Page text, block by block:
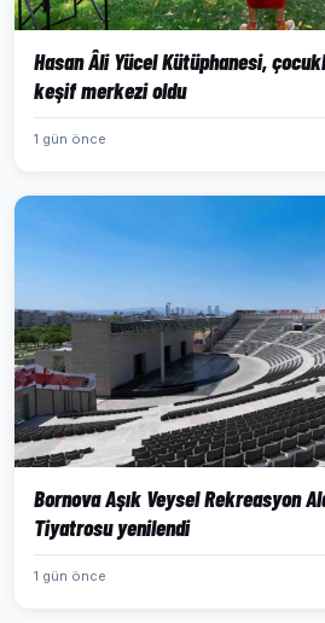
Hasan Âli Yücel Kütüphanesi,
keşif merkezi oldu
1 gün önce
Bornova Aşık Veysel Rekreasyon
Tiyatrosu yenilendi
1 gün önce